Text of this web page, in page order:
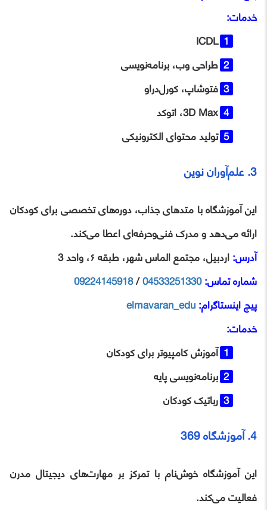
خدمات:
ICDL
طراحی وب، برنامه‌نویسی
فتوشاپ، کورل‌دراو
3D Max، اتوکد
تولید محتوای الکترونیکی
3. علم‌آوران نوین
این آموزشگاه با متدهای جذاب، دوره‌های تخصصی برای کودکان
ارائه می‌دهد و مدرک فنی‌وحرفه‌ای اعطا می‌کند.
آدرس:اردبیل، مجتمع الماس شهر، طبقه ۶، واحد 3
شماره تماس:04533251330
/
09224145918
پیج اینستاگرام:elmavaran_edu
خدمات:
آموزش کامپیوتر برای کودکان
برنامه‌نویسی پایه
رباتیک کودکان
4. آموزشگاه 369
این آموزشگاه خوش‌نام با تمرکز بر مهارت‌های دیجیتال مدرن
فعالیت می‌کند.